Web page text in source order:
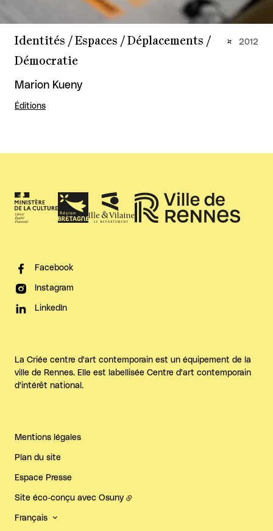
Identités / Espaces / Déplacements /
Démocratie
Marion Kueny
Éditions
2012
Facebook
Instagram
LinkedIn
La Criée centre d'art contemporain est un équipement de la
ville de Rennes. Elle est labellisée Centre d'art contemporain
d'intérêt national.
Mentions légales
Plan du site
Espace Presse
Site éco-conçu avec Osuny
Français